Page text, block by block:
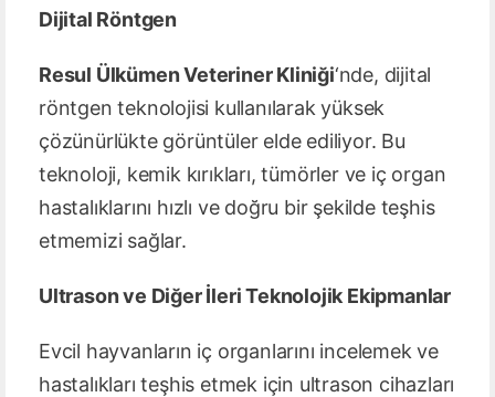
Dijital Röntgen
Resul Ülkümen Veteriner Kliniği‘nde, dijital
röntgen teknolojisi kullanılarak yüksek
çözünürlükte görüntüler elde ediliyor. Bu
teknoloji, kemik kırıkları, tümörler ve iç organ
hastalıklarını hızlı ve doğru bir şekilde teşhis
etmemizi sağlar.
Ultrason ve Diğer İleri Teknolojik Ekipmanlar
Evcil hayvanların iç organlarını incelemek ve
hastalıkları teşhis etmek için ultrason cihazları